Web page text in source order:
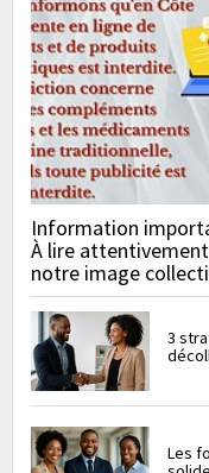
Information
À lire
notre image
3
Les